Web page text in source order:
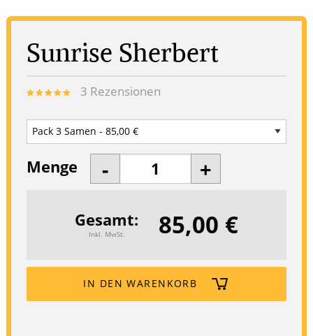
Sunrise Sherbert
3 Rezensionen
Menge
Gesamt
Inkl. MwSt. 85,00 €
IN DEN WARENKORB